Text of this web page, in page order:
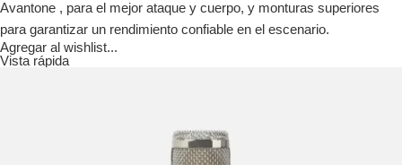
Avantone , para el mejor ataque y cuerpo, y monturas superiores
para garantizar un rendimiento confiable en el escenario.
Agregar al wishlist...
Vista rápida